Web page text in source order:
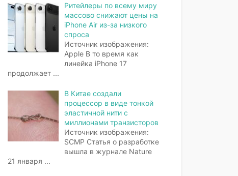
Ритейлеры по всему миру
массово снижают цены на
iPhone Air из-за низкого
спроса
Источник изображения:
Apple В то время как
линейка iPhone 17
продолжает ...
В Китае создали
процессор в виде тонкой
эластичной нити с
миллионами транзисторов
Источник изображения:
SCMP Статья о разработке
вышла в журнале Nature
21 января ...